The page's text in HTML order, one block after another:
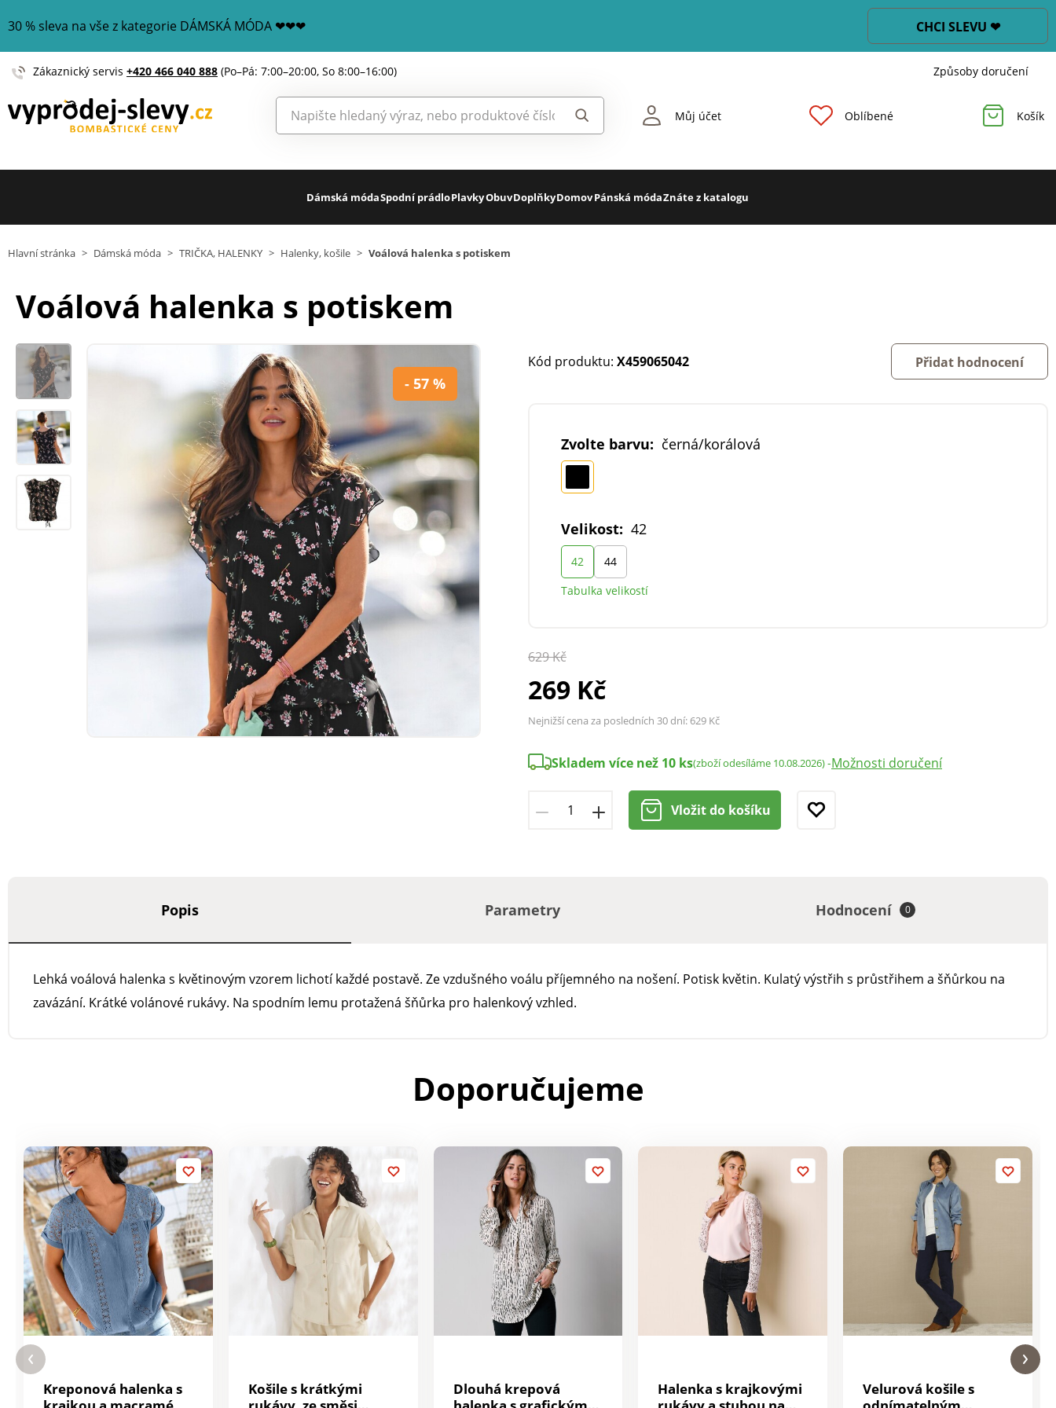
30 % sleva na vše z kategorie DÁMSKÁ MÓDA ❤❤❤ CHCI SLEVU ❤
Zákaznický servis +420 466 040 888 (Po–Pá: 7:00–20:00, So 8:00–16:00) Způsoby doručení
Můj účet Oblíbené Košík
Dámská módaSpodní prádloPlavkyObuvDoplňkyDomovPánská módaZnáte z katalogu
Hlavní stránka > Dámská móda > TRIČKA, HALENKY > Halenky, košile > Voálová halenka s potiskem
Voálová halenka s potiskem
- 57 %
Kód produktu: X459065042 Přidat hodnocení
Zvolte barvu: černá/korálová
Velikost: 42
42
44
Tabulka velikostí
629 Kč
269 Kč
Nejnižší cena za posledních 30 dní: 629 Kč
Skladem více než 10 ks(zboží odesíláme 10.08.2026)-Možnosti doručení
Vložit do košíku
Popis Parametry Hodnocení 0
Lehká voálová halenka s květinovým vzorem lichotí každé postavě. Ze vzdušného voálu příjemného na nošení. Potisk květin. Kulatý výstřih s průstřihem a šňůrkou na
zavázání. Krátké volánové rukávy. Na spodním lemu protažená šňůrka pro halenkový vzhled.
Doporučujeme
Kreponová halenka s
Košile s krátkými
Dlouhá krepová
Halenka s krajkovými
Velurová košile s